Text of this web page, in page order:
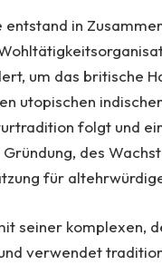
entstand in
um das britische
utopischen
folgt und
des
für
seiner komplexen,
verwendet